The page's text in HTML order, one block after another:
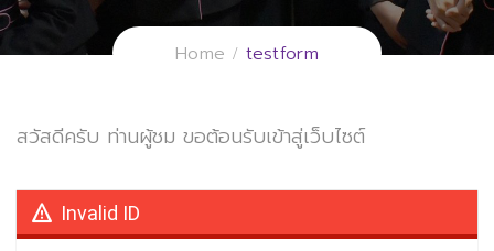
Home testform
สวัสดีครับ ท่านผู้ชม ขอต้อนรับเข้าสู่เว็บไซต์
Invalid ID